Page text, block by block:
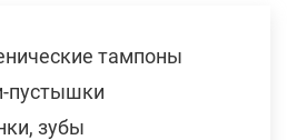
тампоны
пустышки
зубы